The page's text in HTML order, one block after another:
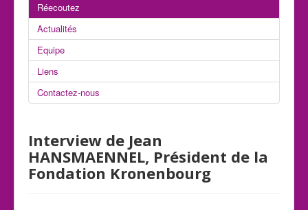
Réecoutez
Actualités
Equipe
Liens
Contactez-nous
Interview de Jean
HANSMAENNEL, Président de la
Fondation Kronenbourg